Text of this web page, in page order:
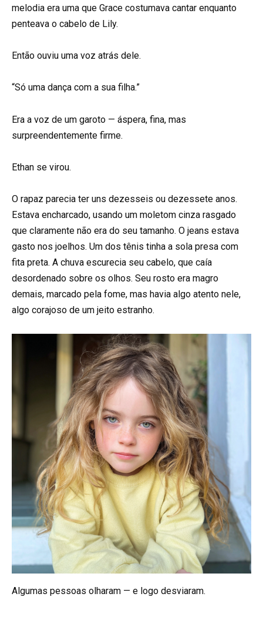
melodia era uma que Grace costumava cantar enquanto
penteava o cabelo de Lily.
Então ouviu uma voz atrás dele.
“Só uma dança com a sua filha.”
Era a voz de um garoto — áspera, fina, mas
surpreendentemente firme.
Ethan se virou.
O rapaz parecia ter uns dezesseis ou dezessete anos.
Estava encharcado, usando um moletom cinza rasgado
que claramente não era do seu tamanho. O jeans estava
gasto nos joelhos. Um dos tênis tinha a sola presa com
fita preta. A chuva escurecia seu cabelo, que caía
desordenado sobre os olhos. Seu rosto era magro
demais, marcado pela fome, mas havia algo atento nele,
algo corajoso de um jeito estranho.
Algumas pessoas olharam — e logo desviaram.